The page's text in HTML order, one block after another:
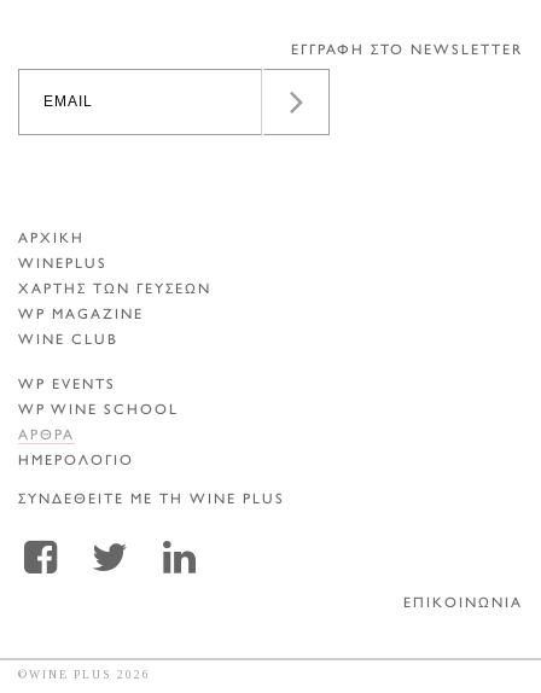
ΕΓΓΡΑΦΗ ΣΤΟ NEWSLETTER
ΑΡΧΙΚΗ
WINEPLUS
ΧΑΡΤΗΣ ΤΩΝ ΓΕΥΣΕΩΝ
WP MAGAZINE
WINE CLUB
WP EVENTS
WP WINE SCHOOL
ΑΡΘΡΑ
ΗΜΕΡΟΛΟΓΙΟ
ΣΥΝΔΕΘΕΙΤΕ ΜΕ ΤΗ WINE PLUS
ΕΠΙΚΟΙΝΩΝΙΑ
©WINE PLUS 2026